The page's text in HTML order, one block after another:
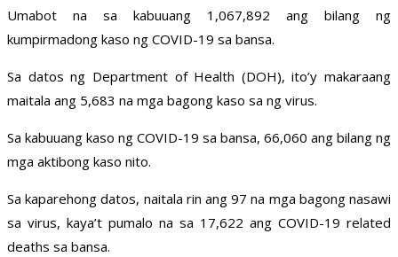
Umabot na sa kabuuang 1,067,892 ang bilang ng
kumpirmadong kaso ng COVID-19 sa bansa.
Sa datos ng Department of Health (DOH), ito’y makaraang
maitala ang 5,683 na mga bagong kaso sa ng virus.
Sa kabuuang kaso ng COVID-19 sa bansa, 66,060 ang bilang ng
mga aktibong kaso nito.
Sa kaparehong datos, naitala rin ang 97 na mga bagong nasawi
sa virus, kaya’t pumalo na sa 17,622 ang COVID-19 related
deaths sa bansa.